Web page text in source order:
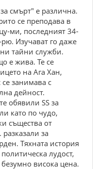
смърт" е различна.
се преподава в
ми, последният 34-
Изучават го даже
тайни служби.
е жива. Те се
на Ага Хан,
занимава с
дейност.
обявили SS за
като по чудо,
същества от
за
Тяхната история
лудост,
висока цена.